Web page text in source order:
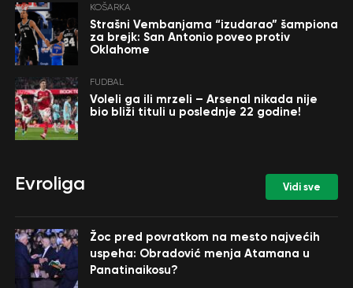
KOŠARKA
Strašni Vembanjama “izudarao” šampiona
za brejk: San Antonio poveo protiv
Oklahome
FUDBAL
Voleli ga ili mrzeli – Arsenal nikada nije
bio bliži tituli u poslednje 22 godine!
Evroliga Vidi sve
Žoc pred povratkom na mesto najvećih
uspeha: Obradović menja Atamana u
Panatinaikosu?